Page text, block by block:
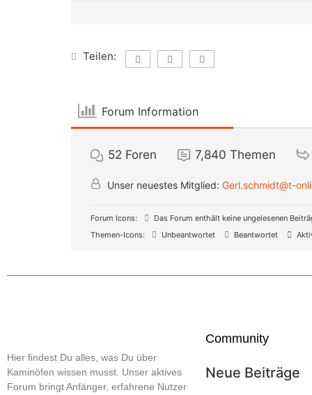
Teilen:
Forum Information
52 Foren 7,840 Themen
Unser neuestes Mitglied: Gerl.schmidt@t-
Forum Icons:
Das Forum enthält keine ungelesenen
Themen-Icons:
Unbeantwortet Beantwortet
Hier findest Du alles, was Du über
Kaminöfen wissen musst. Unser aktives
Forum bringt Anfänger, erfahrene Nutzer
Community
Neue Beiträge